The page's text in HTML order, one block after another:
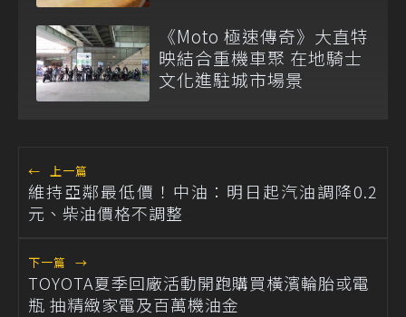
《Moto 極速傳奇》大直特
映結合重機車聚 在地騎士
文化進駐城市場景
← 上一篇
維持亞鄰最低價！中油：明日起汽油調降0.2
元、柴油價格不調整
下一篇 →
TOYOTA夏季回廠活動開跑購買橫濱輪胎或電
瓶 抽精緻家電及百萬機油金